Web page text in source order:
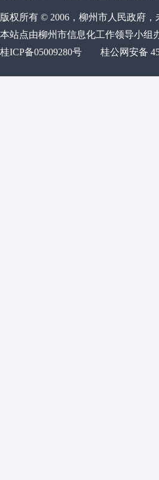
版权所有 © 2006，柳州市人民政府
本站点由柳州市信息化工作领导小组
桂ICP备05009280号
桂公网安备